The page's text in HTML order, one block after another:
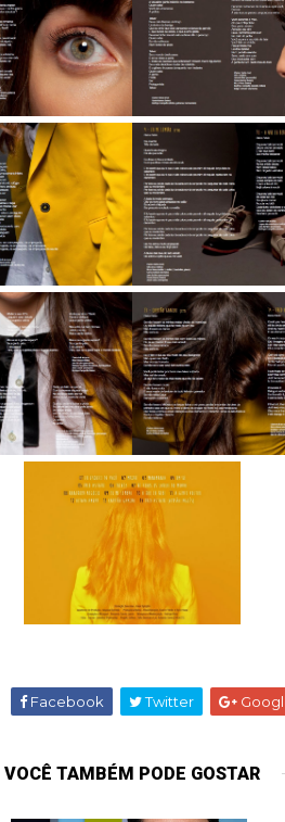
Facebook Twitter
VOCÊ TAMBÉM PODE GOSTAR